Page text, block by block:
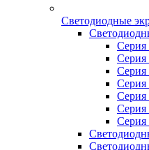
Светодиодные
Cерия
Серия
Серия
Серия
Серия